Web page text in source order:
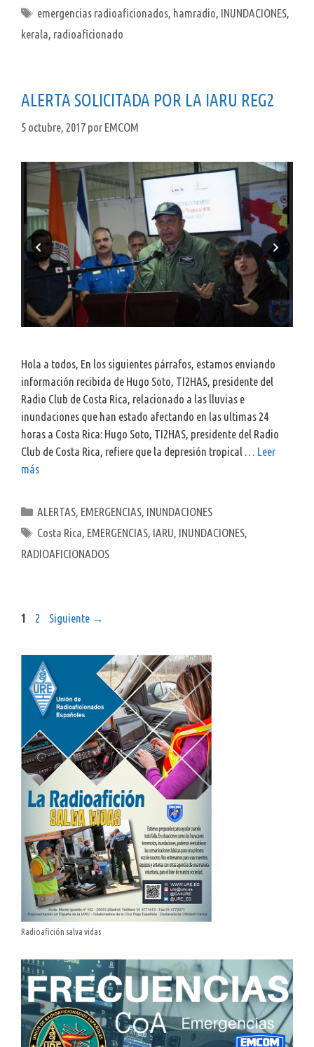
Etiquetas
emergencias radioaficionados, hamradio, INUNDACIONES,
kerala, radioaficionado
ALERTA SOLICITADA POR LA IARU REG2
5 octubre, 2017 por EMCOM
Hola a todos, En los siguientes párrafos, estamos enviando
información recibida de Hugo Soto, TI2HAS, presidente del
Radio Club de Costa Rica, relacionado a las lluvias e
inundaciones que han estado afectando en las ultimas 24
horas a Costa Rica: Hugo Soto, TI2HAS, presidente del Radio
Club de Costa Rica, refiere que la depresión tropical … Leer
más
Categorías
ALERTAS EMERGENCIAS INUNDACIONES
Etiquetas
Costa Rica EMERGENCIAS IARU INUNDACIONES
RADIOAFICIONADOS
Página
1 Página
2 Siguiente →
Radioafición salva vidas